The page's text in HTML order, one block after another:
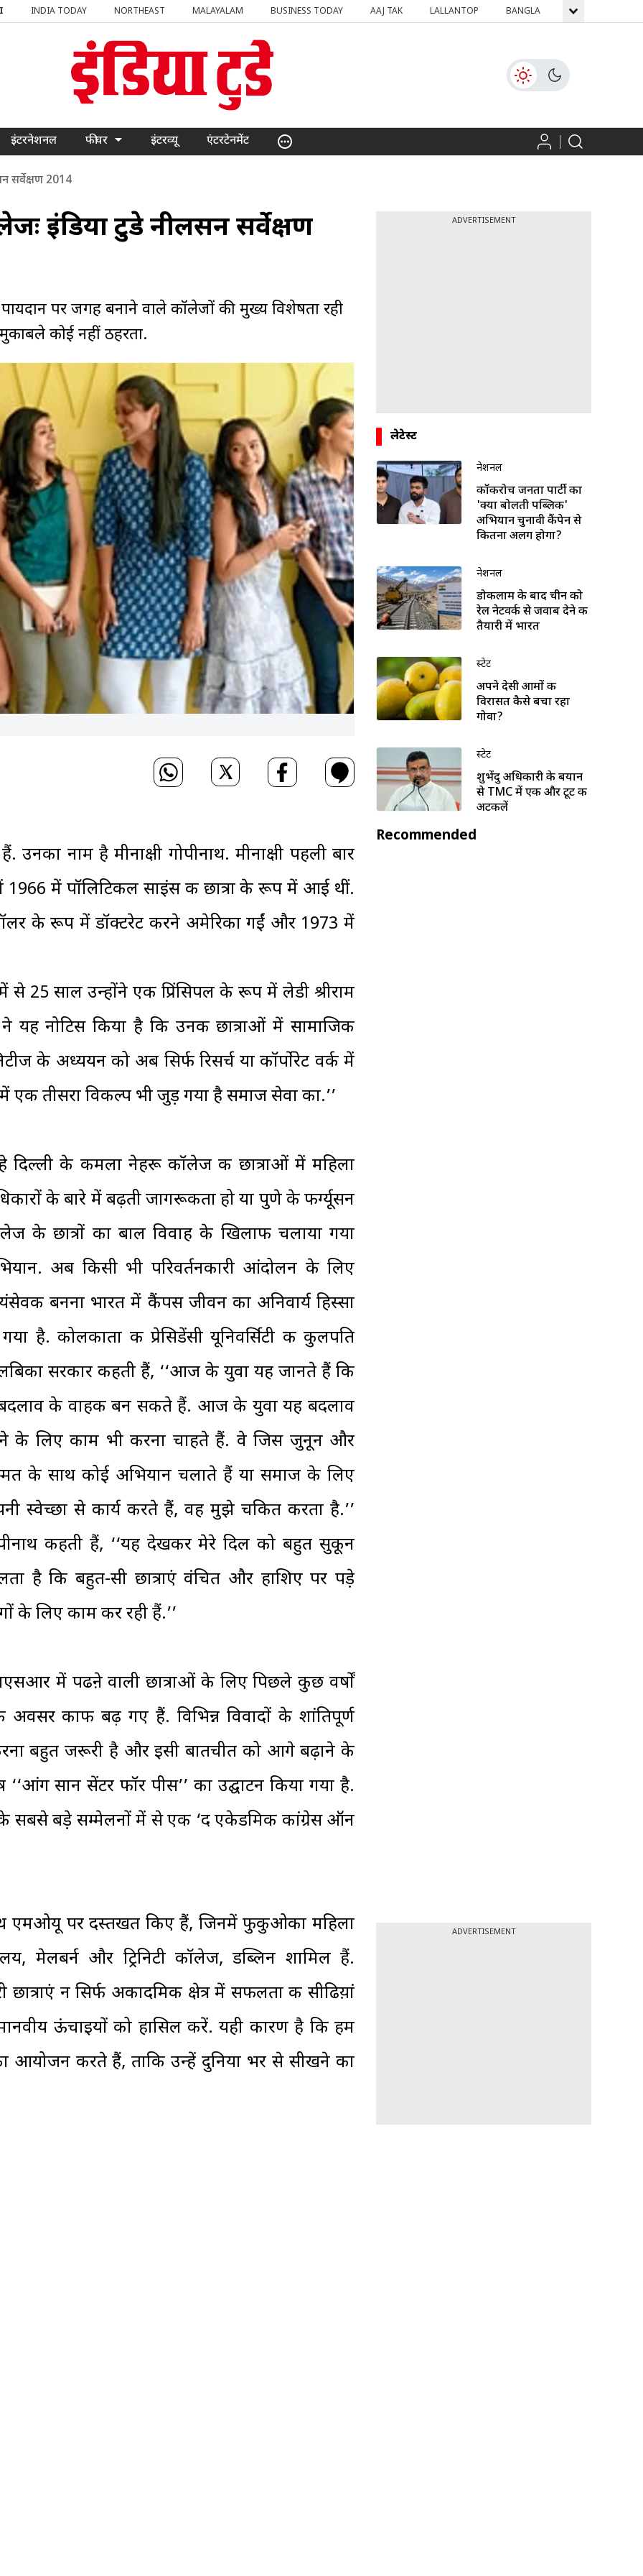
INDIA TODAY NORTHEAST MALAYALAM BUSINESS TODAY AAJ TAK LALLANTOP BANGLA GNTTV
इंटरनेशनल फीचर इंटरव्यू एंटरटेनमेंट
सर्वेक्षण 2014
इंडिया टुडे नीलसन सर्वेक्षण
पर जगह बनाने वाले कॉलेजों की मुख्य विशेषता रही
कोई नहीं ठहरता.
उनका नाम है मीनाक्षी गोपीनाथ. मीनाक्षी पहली बार
में पॉलिटिकल साइंस की छात्रा के रूप में आई थीं.
के रूप में डॉक्टरेट करने अमेरिका गईं और 1973 में
से 25 साल उन्होंने एक प्रिंसिपल के रूप में लेडी श्रीराम
यह नोटिस किया है कि उनकी छात्राओं में सामाजिक
के अध्ययन को अब सिर्फ रिसर्च या कॉर्पोरेट वर्क में
एक तीसरा विकल्प भी जुड़ गया है समाज सेवा का.’’
दिल्ली के कमला नेहरू कॉलेज की छात्राओं में महिला
के बारे में बढ़ती जागरूकता हो या पुणे के फर्ग्यूसन
के छात्रों का बाल विवाह के खिलाफ चलाया गया
अब किसी भी परिवर्तनकारी आंदोलन के लिए
बनना भारत में कैंपस जीवन का अनिवार्य हिस्सा
है. कोलकाता की प्रेसिडेंसी यूनिवर्सिटी की कुलपति
सरकार कहती हैं, ‘‘आज के युवा यह जानते हैं कि
के वाहक बन सकते हैं. आज के युवा यह बदलाव
के लिए काम भी करना चाहते हैं. वे जिस जुनून और
के साथ कोई अभियान चलाते हैं या समाज के लिए
स्वेच्छा से कार्य करते हैं, वह मुझे चकित करता है.’’
कहती हैं, ‘‘यह देखकर मेरे दिल को बहुत सुकून
है कि बहुत-सी छात्राएं वंचित और हाशिए पर पड़े
के लिए काम कर रही हैं.’’
में पढऩे वाली छात्राओं के लिए पिछले कुछ वर्षों
काफी बढ़ गए हैं. विभिन्न विवादों के शांतिपूर्ण
बहुत जरूरी है और इसी बातचीत को आगे बढ़ाने के
सान सेंटर फॉर पीस’’ का उद्घाटन किया गया है.
सबसे बड़े सम्मेलनों में से एक ‘द एकेडमिक कांग्रेस ऑन
एमओयू पर दस्तखत किए हैं, जिनमें फुकुओका महिला
मेलबर्न और ट्रिनिटी कॉलेज, डब्लिन शामिल हैं.
न सिर्फ अकादमिक क्षेत्र में सफलता की सीढिय़ां
ऊंचाइयों को हासिल करें. यही कारण है कि हम
करते हैं, ताकि उन्हें दुनिया भर से सीखने का
ADVERTISEMENT
लेटेस्ट
नेशनल
कॉकरोच जनता पार्टी का
'क्या बोलती पब्लिक'
अभियान चुनावी कैंपेन से
कितना अलग होगा?
नेशनल
डोकलाम के बाद चीन को
रेल नेटवर्क से जवाब देने की
तैयारी में भारत
स्टेट
अपने देसी आमों की
विरासत कैसे बचा रहा
गोवा?
स्टेट
शुभेंदु अधिकारी के बयान
से TMC में एक और टूट की
अटकलें
Recommended
ADVERTISEMENT